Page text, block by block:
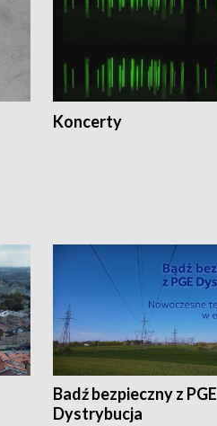
Koncerty
Badź bezpieczny z PGE
Dystrybucja